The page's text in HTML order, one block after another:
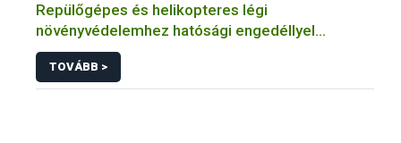
Repülőgépes és helikopteres légi
növényvédelemhez hatósági engedéllyel
rendelkező szervezetek
TOVÁBB >